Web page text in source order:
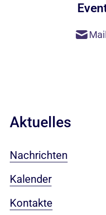
Aktuelles
Nachrichten
Kalender
Kontakte